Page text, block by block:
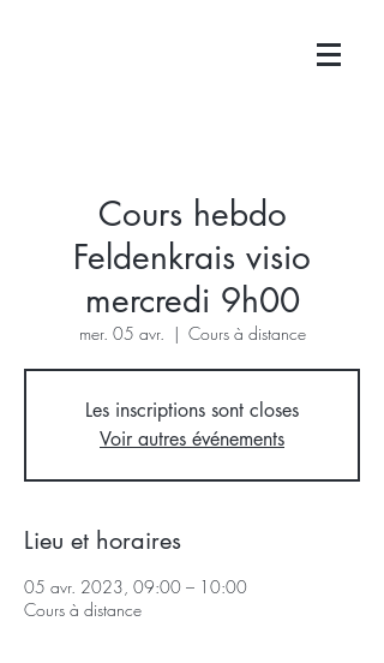
Cours hebdo
Feldenkrais visio
mercredi 9h00
mer. 05 avr.
  |
Cours à distance
Les inscriptions sont closes
Voir autres événements
Lieu et horaires
05 avr. 2023, 09:00 – 10:00
Cours à distance